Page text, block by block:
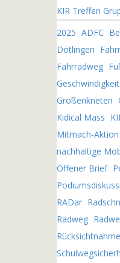
.KIR Treffen
2025 ADFC
Dötlingen
Fahrradweg
Großenkneten
Kidical Mass
Mitmach-Aktion
nachhaltige
Offener Brief
RADar
Radweg
Rücksichtnahme